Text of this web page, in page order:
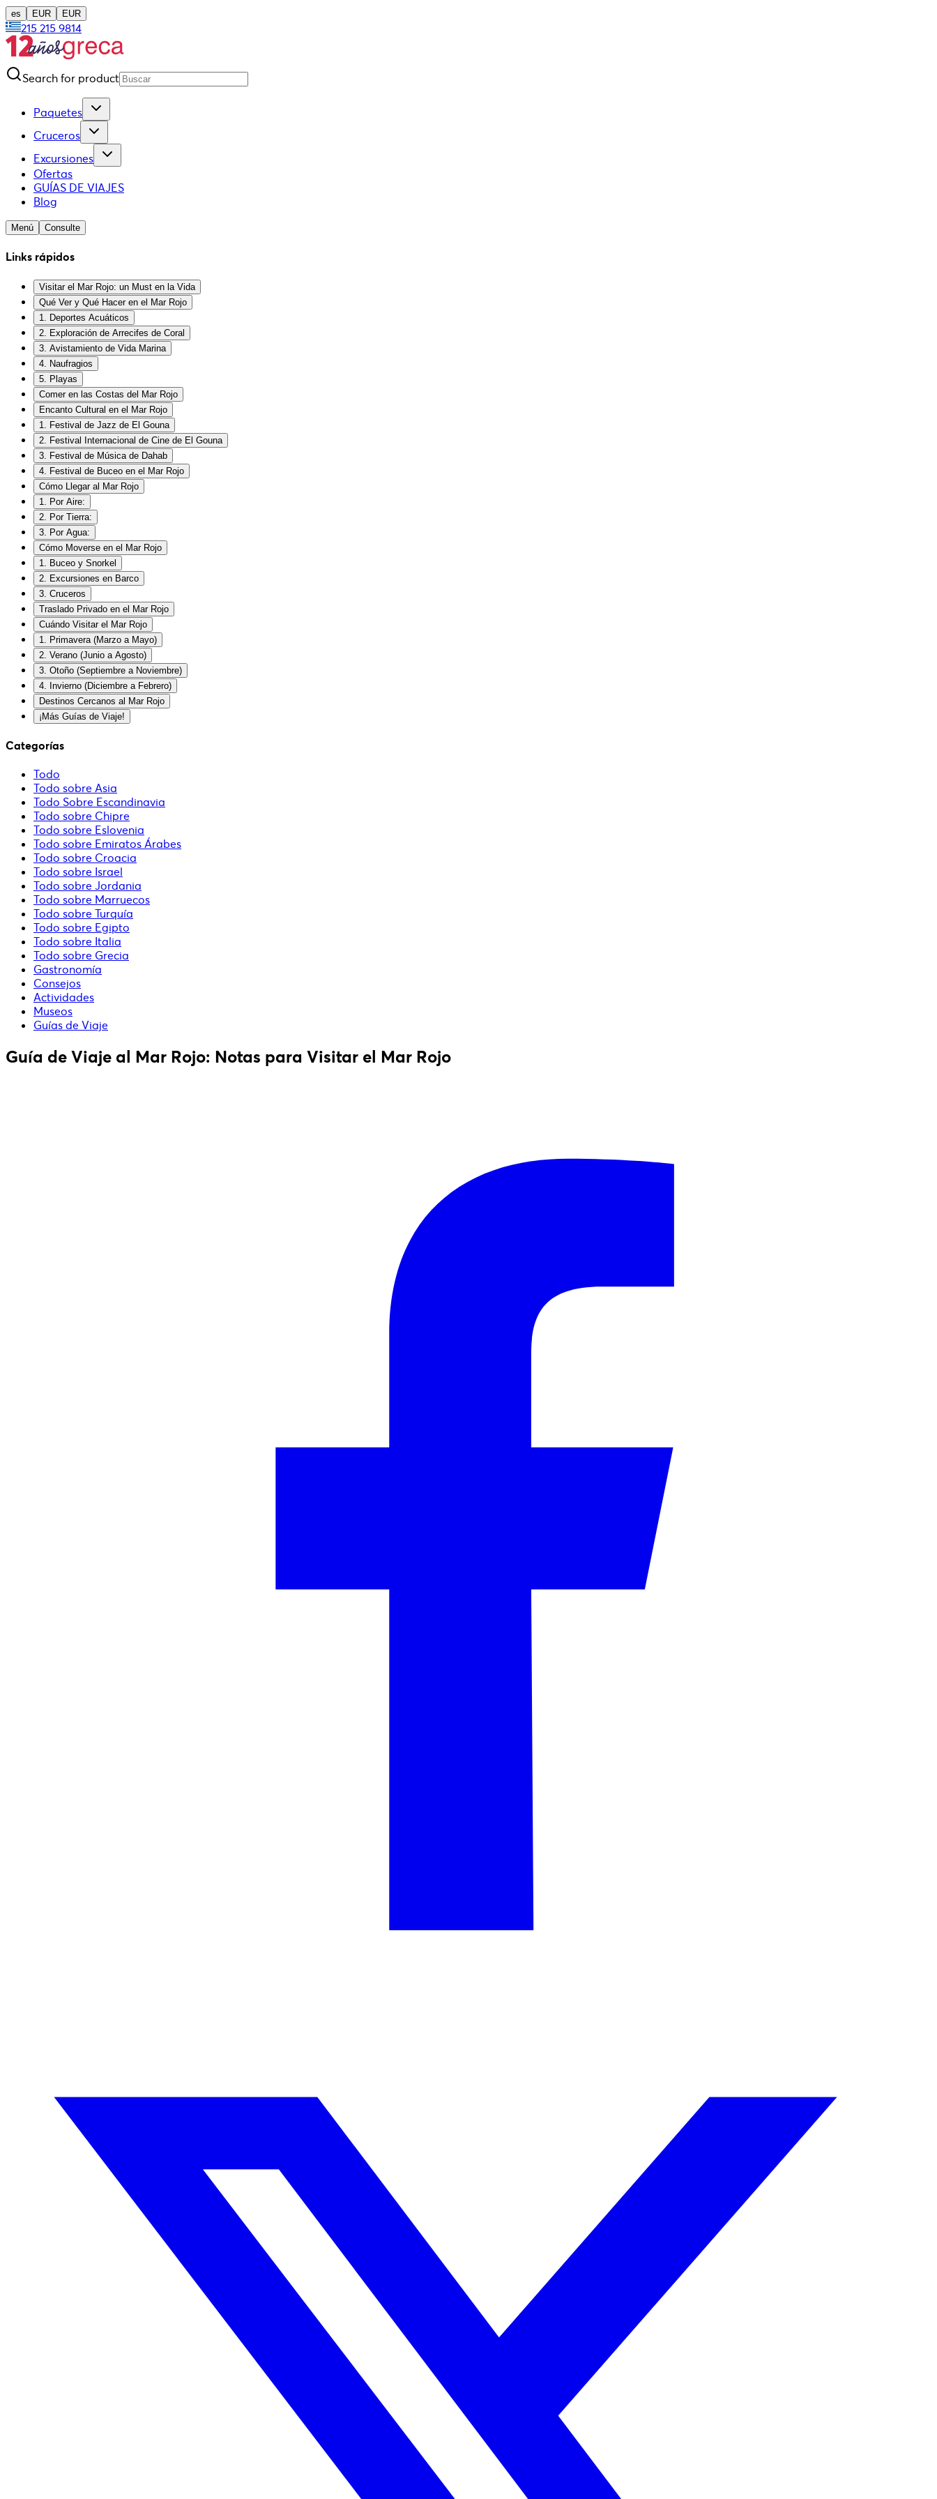
es EUR EUR
215 215 9814
Search for product
Paquetes
Cruceros
Excursiones
Ofertas
GUÍAS DE VIAJES
Blog
Menú Consulte
Links rápidos
Visitar el Mar Rojo: un Must en la Vida
Qué Ver y Qué Hacer en el Mar Rojo
1. Deportes Acuáticos
2. Exploración de Arrecifes de Coral
3. Avistamiento de Vida Marina
4. Naufragios
5. Playas
Comer en las Costas del Mar Rojo
Encanto Cultural en el Mar Rojo
1. Festival de Jazz de El Gouna
2. Festival Internacional de Cine de El Gouna
3. Festival de Música de Dahab
4. Festival de Buceo en el Mar Rojo
Cómo Llegar al Mar Rojo
1. Por Aire:
2. Por Tierra:
3. Por Agua:
Cómo Moverse en el Mar Rojo
1. Buceo y Snorkel
2. Excursiones en Barco
3. Cruceros
Traslado Privado en el Mar Rojo
Cuándo Visitar el Mar Rojo
1. Primavera (Marzo a Mayo)
2. Verano (Junio a Agosto)
3. Otoño (Septiembre a Noviembre)
4. Invierno (Diciembre a Febrero)
Destinos Cercanos al Mar Rojo
¡Más Guías de Viaje!
Categorías
Todo
Todo sobre Asia
Todo Sobre Escandinavia
Todo sobre Chipre
Todo sobre Eslovenia
Todo sobre Emiratos Árabes
Todo sobre Croacia
Todo sobre Israel
Todo sobre Jordania
Todo sobre Marruecos
Todo sobre Turquía
Todo sobre Egipto
Todo sobre Italia
Todo sobre Grecia
Gastronomía
Consejos
Actividades
Museos
Guías de Viaje
Guía de Viaje al Mar Rojo: Notas para Visitar el Mar Rojo